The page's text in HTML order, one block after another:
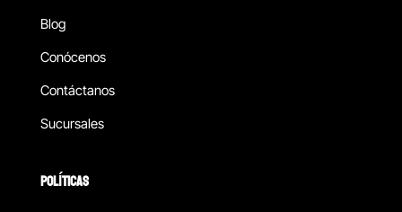
Blog
Conócenos
Contáctanos
Sucursales
POLÍTICAS